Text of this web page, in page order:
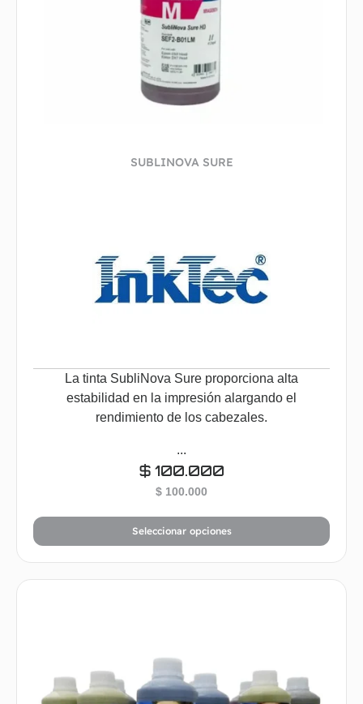
SUBLINOVA SURE
La tinta SubliNova Sure proporciona alta
estabilidad en la impresión alargando el
rendimiento de los cabezales.
...
$100.000
$ 100.000
Seleccionar opciones